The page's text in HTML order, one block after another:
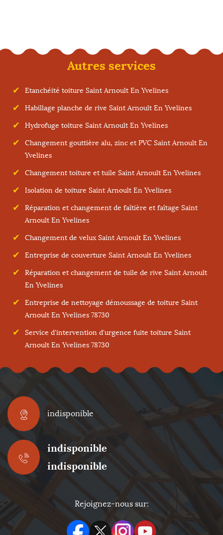
Autres services
Etanchéité toiture Saint Arnoult En Yvelines
Habillage planche de rive Saint Arnoult En Yvelines
Hydrofuge toiture Saint Arnoult En Yvelines
Changement gouttière alu, zinc et PVC Saint Arnoult En
Yvelines
Changement toiture et tuile Saint Arnoult En Yvelines
Isolation de toiture Saint Arnoult En Yvelines
Réparation et changement de faîtière et faîtage Saint
Arnoult En Yvelines
Changement de velux Saint Arnoult En Yvelines
Entreprise de couverture Saint Arnoult En Yvelines
Réparation et changement de tuile de rive Saint Arnoult
En Yvelines
Entreprise de nettoyage démoussage de toiture Saint
Arnoult En Yvelines 78730
Service d'intervention d'urgence fuite toiture Saint
Arnoult En Yvelines 78730
indisponible
indisponible
indisponible
Rejoignez-nous sur: